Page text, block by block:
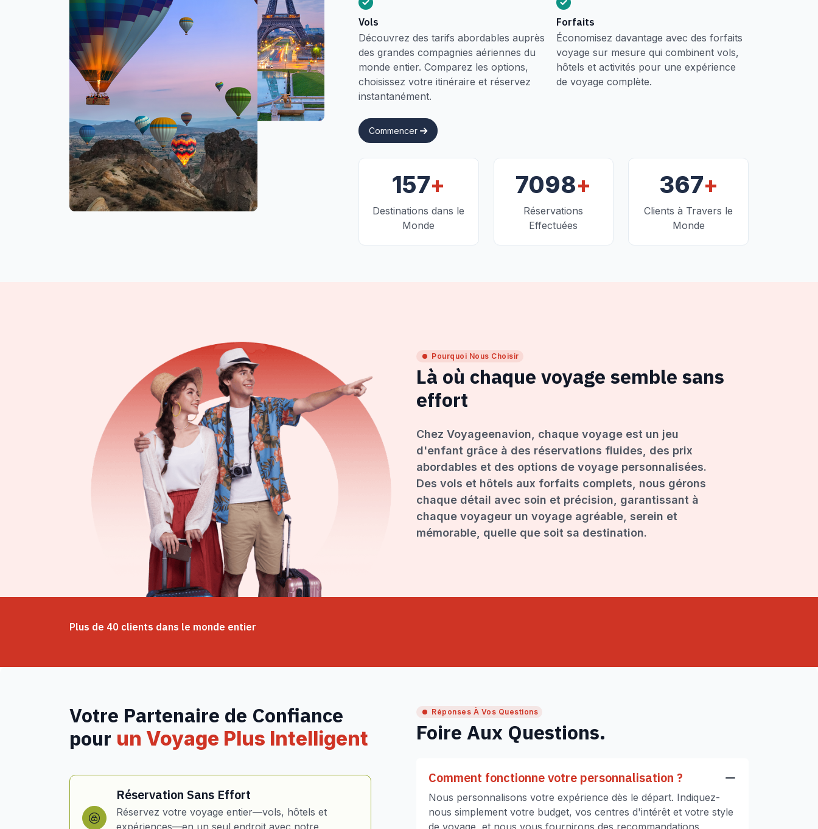
Vols
Découvrez des tarifs abordables auprès
des grandes compagnies aériennes du
monde entier. Comparez les options,
choisissez votre itinéraire et réservez
instantanément.
Forfaits
Économisez davantage avec des forfaits
voyage sur mesure qui combinent vols,
hôtels et activités pour une expérience
de voyage complète.
Commencer
157+
Destinations dans le
Monde
7098+
Réservations
Effectuées
367+
Clients à Travers le
Monde
Pourquoi Nous Choisir
Là où chaque voyage semble sans
effort
Chez Voyageenavion, chaque voyage est un jeu
d'enfant grâce à des réservations fluides, des prix
abordables et des options de voyage personnalisées.
Des vols et hôtels aux forfaits complets, nous gérons
chaque détail avec soin et précision, garantissant à
chaque voyageur un voyage agréable, serein et
mémorable, quelle que soit sa destination.
Plus de 40 clients dans le monde entier
Votre Partenaire de Confiance
pour un Voyage Plus Intelligent
Réservation Sans Effort
Réservez votre voyage entier—vols, hôtels et
expériences—en un seul endroit avec notre
Réponses À Vos Questions
Foire Aux Questions.
Comment fonctionne votre personnalisation ?
Nous personnalisons votre expérience dès le départ. Indiquez-
nous simplement votre budget, vos centres d'intérêt et votre style
de voyage, et nous vous fournirons des recommandations